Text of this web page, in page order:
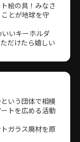
絵の具！みなさ
とが地球を守
いキーホルダ
だけたら嬉しい
いう団体で相模
トを広める活動
ガラス廃材を原